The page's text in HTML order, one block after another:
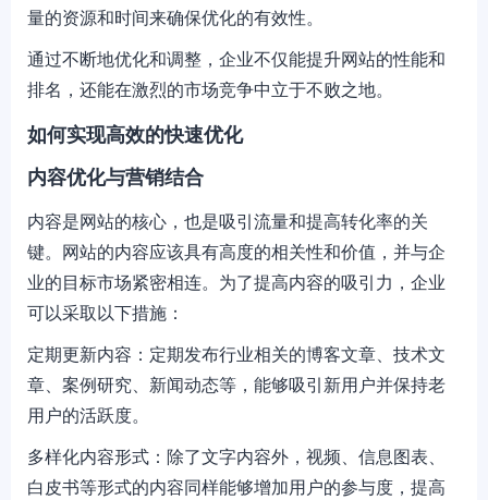
量的资源和时间来确保优化的有效性。
通过不断地优化和调整，企业不仅能提升网站的性能和
排名，还能在激烈的市场竞争中立于不败之地。
如何实现高效的快速优化
内容优化与营销结合
内容是网站的核心，也是吸引流量和提高转化率的关
键。网站的内容应该具有高度的相关性和价值，并与企
业的目标市场紧密相连。为了提高内容的吸引力，企业
可以采取以下措施：
定期更新内容：定期发布行业相关的博客文章、技术文
章、案例研究、新闻动态等，能够吸引新用户并保持老
用户的活跃度。
多样化内容形式：除了文字内容外，视频、信息图表、
白皮书等形式的内容同样能够增加用户的参与度，提高